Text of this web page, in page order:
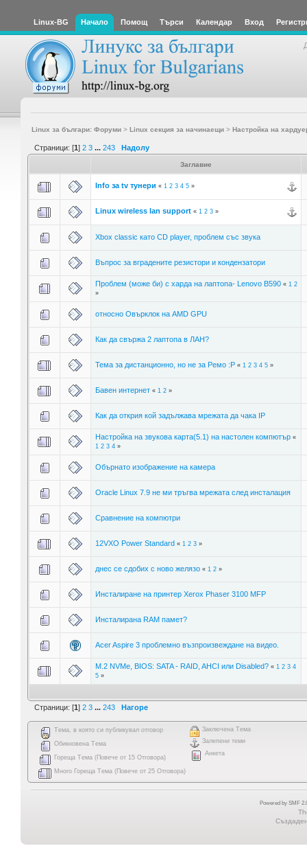
Linux-BG Начало Помощ Търси Календар Вход
Linux за българи: Форуми> Linux секция за начинаещи> Настройка на
Страници: [1] 2 3 ... 243 Надолу
Заглавие
Info за tv тунери « 1 2 3 4 5»
Linux wireless lan support « 1 2 3»
Xbox classic като CD player, проблем със звука
Въпрос за вградените резистори и кондензатори
Проблем (може би) с харда на лаптопа- Lenovo B590 « 1 2
»
относно Овърклок на AMD GPU
Как да свържа 2 лаптопа в ЛАН?
Тема за дистанционно, но не за Ремо :P « 1 2 3 4 5»
Бавен интернет « 1 2»
Как да открия кой задължава мрежата да чака IP
Настройка на звукова карта(5.1) на настолен компютър «
1 2 3 4»
Обърнато изображение на камера
Oracle Linux 7.9 не ми тръгва мрежата след инсталация
Сравнение на компютри
12VXO Power Standard « 1 2 3»
днес се сдобих с ново желязо « 1 2»
Инсталиране на принтер Xerox Phaser 3100 MFP
Инсталирана RAM памет?
Acer Aspire 3 проблемно възпроизвеждане на видео.
M.2 NVMe, BIOS: SATA - RAID, AHCI или Disabled? « 1 2 3 4
5»
Страници: [1] 2 3 ... 243 Нагоре
Тема, в която си публикувал отговор
Обикновена Тема
Гореща Тема (Повече от 15 Отговора)
Много Гореща Тема (Повече от 25 Отговора)
Заключена Тема
Залепени теми
Анкета
Powered by SMF